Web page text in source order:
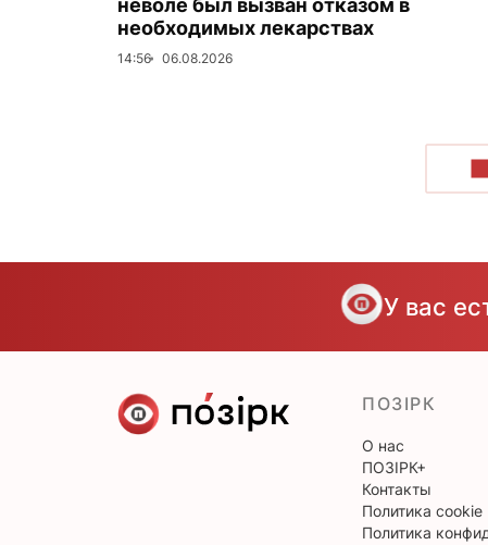
неволе был вызван отказом в
необходимых лекарствах
14:56 06.08.2026
У вас
ПОЗІРК
О нас
ПОЗІРК+
Контакты
Политика cookie
Политика